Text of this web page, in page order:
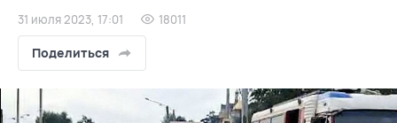
31 июля 2023, 17:01 18011
Поделиться